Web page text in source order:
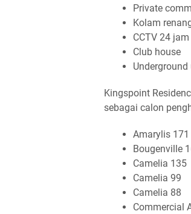
Private
Kolam
CCTV 24 jam
Club house
Kingspoint
sebagai calon
Amarylis 171
Bougenville
Camelia 135
Camelia 99
Camelia 88
Commercial